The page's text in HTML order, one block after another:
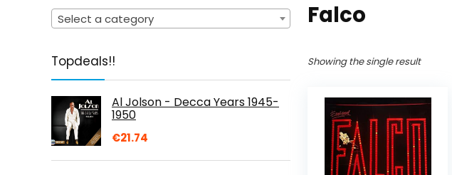
Select a category
Topdeals!!
Al Jolson - Decca Years 1945-
1950
€21.74
Falco
Showing the single result